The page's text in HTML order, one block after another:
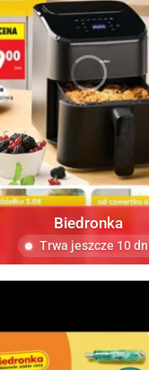
Biedronka
Trwa jeszcze 10